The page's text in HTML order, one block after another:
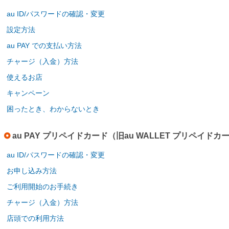
au ID/パスワードの確認・変更
設定方法
au PAY での支払い方法
チャージ（入金）方法
使えるお店
キャンペーン
困ったとき、わからないとき
au PAY プリペイドカード（旧au WALLET プリペイドカ
au ID/パスワードの確認・変更
お申し込み方法
ご利用開始のお手続き
チャージ（入金）方法
店頭での利用方法